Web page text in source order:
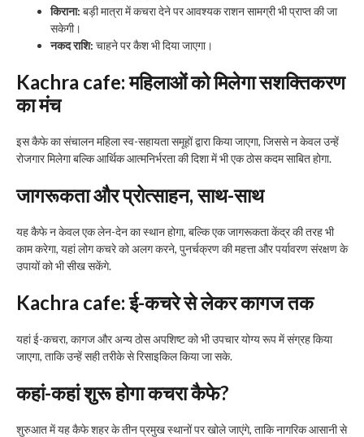
किराना: बड़ी मात्रा में कचरा देने पर आवश्यक राशन सामग्री भी प्राप्त की जा
सकेगी।
नकद राशि: चाहने पर कैश भी दिया जाएगा।
Kachra cafe:महिलाओं को मिलेगा सशक्तिकरण
का मंच
इस कैफे का संचालन महिला स्व-सहायता समूहों द्वारा किया जाएगा, जिससे न केवल उन्हें
रोजगार मिलेगा बल्कि आर्थिक आत्मनिर्भरता की दिशा में भी एक ठोस कदम साबित होगा.
जागरूकता और प्रोत्साहन,साथ-साथ
यह कैफे न केवल एक लेन-देन का स्थान होगा, बल्कि एक जागरूकता केंद्र की तरह भी
काम करेगा, यहां लोग कचरे को अलग करने, पुनर्चक्रण की महत्ता और पर्यावरण संरक्षण के
उपायों को भी सीख सकेंगे.
Kachra cafe: ई-कचरे से लेकर कागज तक
यहां ई-कचरा, कागज और अन्य ठोस अपशिष्ट को भी उपचार योग्य रूप में संग्रह किया
जाएगा, ताकि उन्हें सही तरीके से रिसाइकिल किया जा सके.
कहां-कहां शुरू होगा कचरा कैफे?
शुरुआत में यह कैफे शहर के तीन प्रमुख स्थानों पर खोले जाएंगे, ताकि नागरिक आसानी से